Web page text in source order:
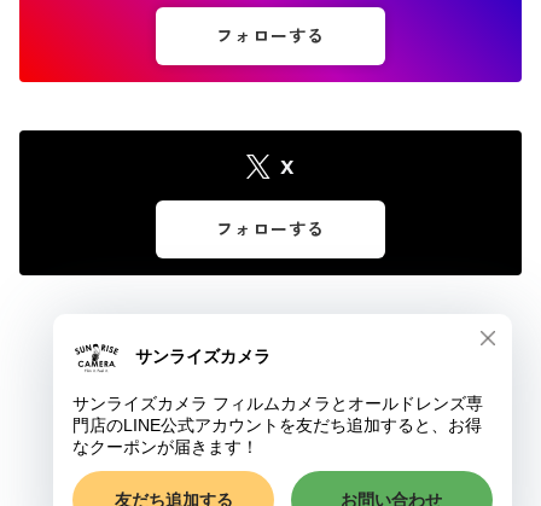
フォローする
X
フォローする
© サンライズカメラ フィルムカメラとオールドレンズ専門店